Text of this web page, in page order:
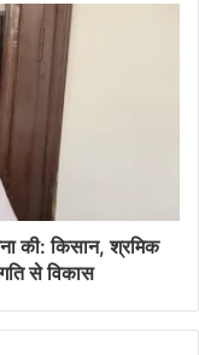
की: किसान, श्रमिक
से विकास